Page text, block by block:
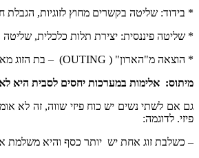
* בידוד: שליטה בקשרים מחוץ לזוגיות, הגבלת
* שליטה פיננסית: יצירת תלות כלכלית, שליטה
* הוצאה מ"הארון" ( OUTING) – בת הזוג מאיימת להוציא מהארון את בת הזוג השניה.
מיתוס: אלימות במערכות יחסים לסבית היא
גם אם לשתי נשים יש כוח פיזי שווה, זה לא
פיזי. לדוגמה:
– כשלבת זוג אחת יש יותר כסף והיא משלמת